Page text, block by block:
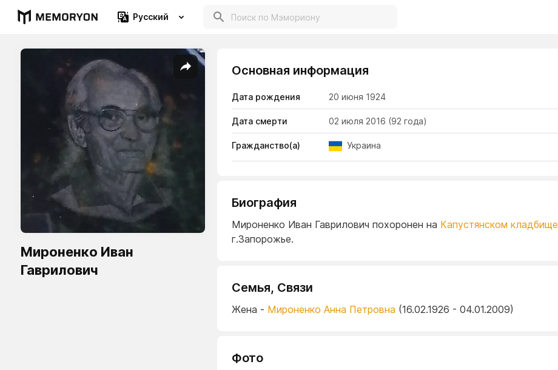
Русский
Мироненко Иван
Гаврилович
Основная информация
Дата рождения 20 июня 1924
Дата смерти 02 июля 2016 (92 года)
Гражданство(а) Украина
Биография
Мироненко Иван Гаврилович похоронен на Капустянском кладбище
г.Запорожье.
Семья, Связи
Жена - Мироненко Анна Петровна (16.02.1926 - 04.01.2009)
Фото